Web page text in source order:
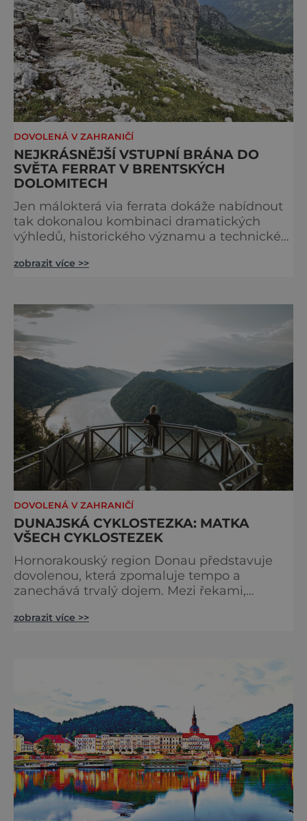
DOVOLENÁ V ZAHRANIČÍ
NEJKRÁSNĚJŠÍ VSTUPNÍ BRÁNA DO
SVĚTA FERRAT V BRENTSKÝCH
DOLOMITECH
Jen málokterá via ferrata dokáže nabídnout
tak dokonalou kombinaci dramatických
výhledů, historického významu a technické
Brentských Dolomit představuje vstupní
považován za jednu z nejkrásnějších
vysokohorských tras na světě. Přestože
samotná ferrata nepatří mezi techn
zobrazit více >>
DOVOLENÁ V ZAHRANIČÍ
DUNAJSKÁ CYKLOSTEZKA: MATKA
VŠECH CYKLOSTEZEK
Hornorakouský region Donau představuje
dovolenou, která zpomaluje tempo a
zanechává trvalý dojem. Mezi řekami,
propojují pohyb, příroda, gastronomie a
cyklistických výletech podél řek, pěších
túrách s dalekými výhledy, rodinnýc
zobrazit více >>